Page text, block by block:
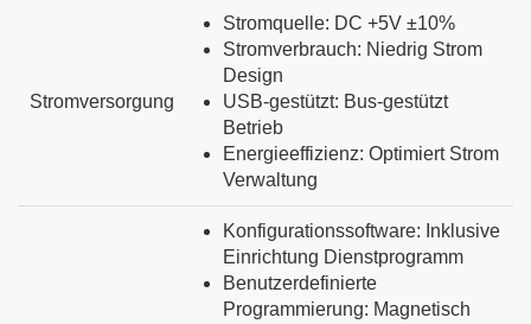
Stromversorgung
Stromquelle: DC +5V ±10%
Stromverbrauch: Niedrig Strom
Design
USB-gestützt: Bus-gestützt
Betrieb
Energieeffizienz: Optimiert Strom
Verwaltung
Konfigurationssoftware: Inklusive
Einrichtung Dienstprogramm
Benutzerdefinierte
Programmierung: Magnetisch